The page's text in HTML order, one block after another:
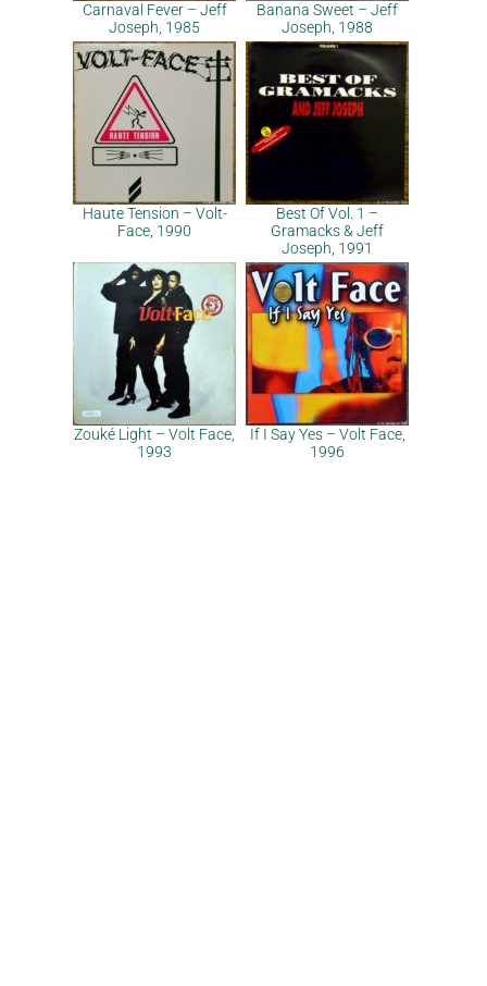
Carnaval Fever – Jeff
Joseph, 1985
Banana Sweet – Jeff
Joseph, 1988
Haute Tension – Volt-
Face, 1990
Best Of Vol. 1 –
Gramacks & Jeff
Joseph, 1991
Zouké Light – Volt Face,
1993
If I Say Yes – Volt Face,
1996